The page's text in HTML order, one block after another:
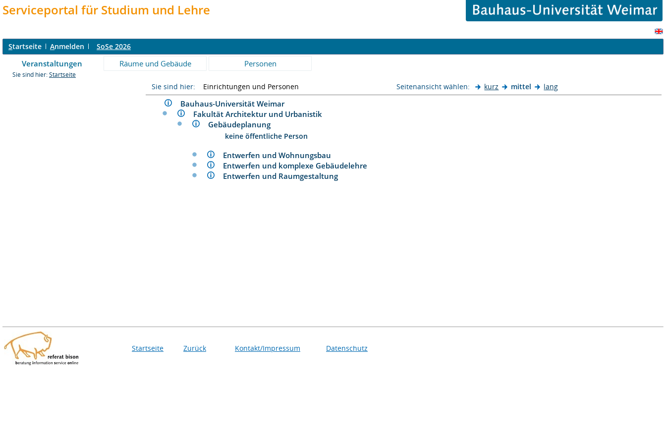
Serviceportal für Studium und Lehre
Startseite Anmelden SoSe 2026
Veranstaltungen Räume und Gebäude Personen
Sie sind hier: Startseite
Sie sind hier: Einrichtungen und Personen Seitenansicht wählen: kurz mittel lang
Bauhaus-Universität Weimar
Fakultät Architektur und Urbanistik
Gebäudeplanung
keine öffentliche Person
Entwerfen und Wohnungsbau
Entwerfen und komplexe Gebäudelehre
Entwerfen und Raumgestaltung
Startseite Zurück Kontakt/Impressum Datenschutz